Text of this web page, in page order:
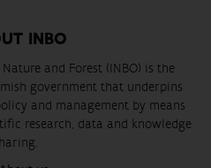
INBO
and Forest (INBO) is the
government that underpins
and management by means
research, data and knowledge